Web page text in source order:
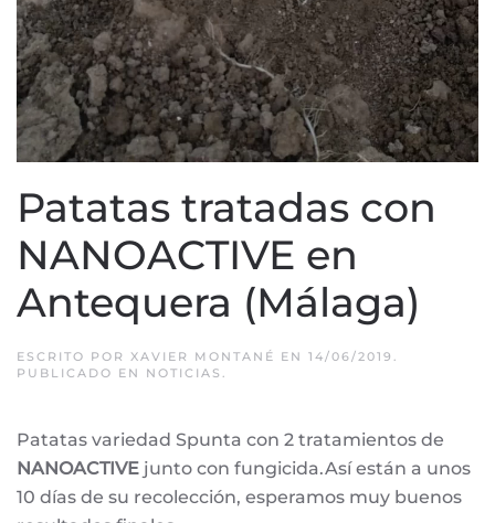
Patatas tratadas con
NANOACTIVE en
Antequera (Málaga)
ESCRITO POR XAVIER MONTANÉ EN 14/06/2019 .
PUBLICADO EN NOTICIAS .
Patatas variedad Spunta con 2 tratamientos de
NANOACTIVE junto con fungicida.Así están a unos
10 días de su recolección, esperamos muy buenos